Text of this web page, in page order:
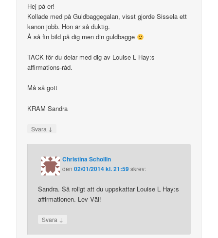
Hej på er!
Kollade med på Guldbaggegalan, visst gjorde Sissela ett
kanon jobb. Hon är så duktig.
Å så fin bild på dig men din guldbagge
TACK för du delar med dig av Louise L Hay:s
affirmations-råd.
Må så gott
KRAM Sandra
Svara ↓
Christina Schollin
den02/01/2014 kl. 21:59skrev:
Sandra. Så roligt att du uppskattar Louise L Hay:s
affirmationen. Lev Väl!
Svara ↓